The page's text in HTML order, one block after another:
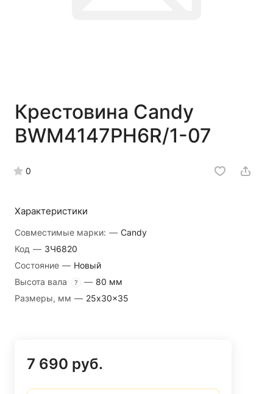
Крестовина Candy
BWM4147PH6R/1-07
0
Характеристики
Совместимые марки: — Candy
Код — ЗЧ6820
Состояние — Новый
Высота вала
? — 80 мм
Размеры, мм — 25x30x35
7 690 руб.